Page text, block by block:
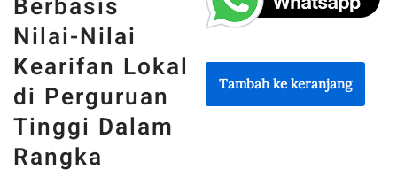
Nilai-Nilai
Kearifan Lokal
di Perguruan
Tinggi Dalam
Rangka
Tambah ke keranjang